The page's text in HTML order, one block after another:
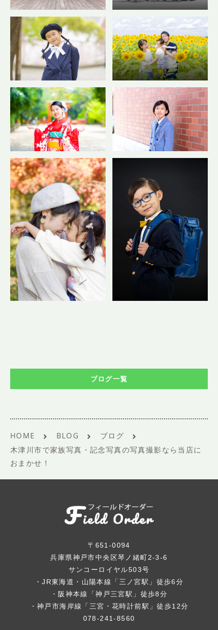
ブログ一覧
HOME BLOG
ブログ
木津川市で家族写真・記念写真の写真撮影なら当店に
おまかせ！
〒651-0094
兵庫県神戸市中央区琴ノ緒町2-3-6
サンコーロイヤル503号
・JR東海道・山陽本線「三ノ宮駅」徒歩6分
・阪神本線「神戸三宮駅」徒歩8分
・神戸市海岸線「三宮・花時計前駅」徒歩12分
078-241-8560